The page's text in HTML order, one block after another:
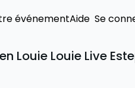
événementAide Se
Louie Louie Live